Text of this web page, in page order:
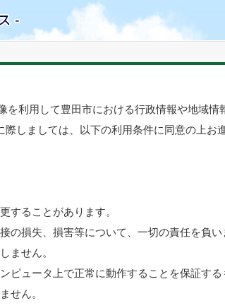
を利用して豊田市における行政情報や地域情
しましては、以下の利用条件に同意の上お
することがあります。
の損失、損害等について、一切の責任を負
ません。
ピュータ上で正常に動作することを保証す
せん。